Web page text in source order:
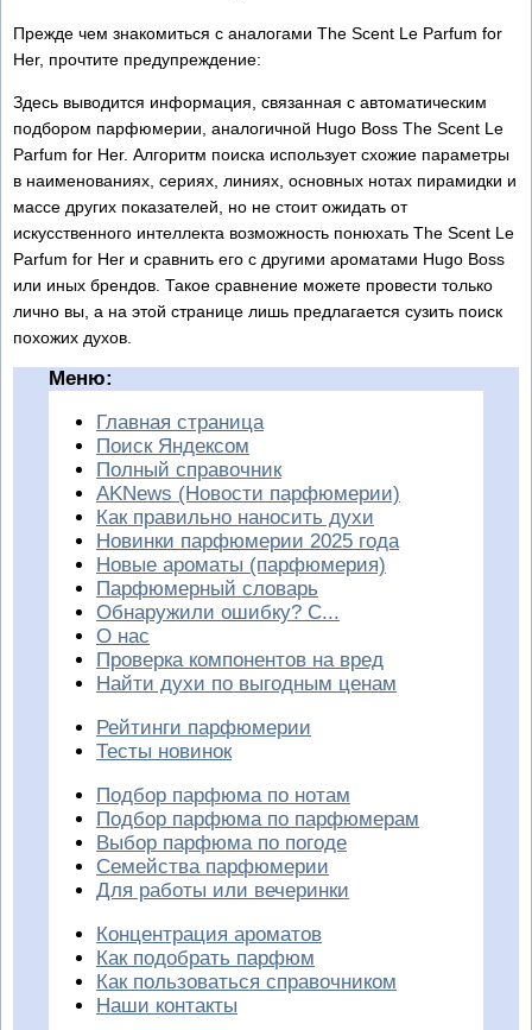
Прежде чем знакомиться с аналогами The Scent Le Parfum for
Her, прочтите предупреждение:
Здесь выводится информация, связанная с автоматическим
подбором парфюмерии, аналогичной Hugo Boss The Scent Le
Parfum for Her. Алгоритм поиска использует схожие параметры
в наименованиях, сериях, линиях, основных нотах пирамидки и
массе других показателей, но не стоит ожидать от
искусственного интеллекта возможность понюхать The Scent Le
Parfum for Her и сравнить его с другими ароматами Hugo Boss
или иных брендов. Такое сравнение можете провести только
лично вы, а на этой странице лишь предлагается сузить поиск
похожих духов.
Меню:
Главная страница
Поиск Яндексом
Полный справочник
AKNews (Новости парфюмерии)
Как правильно наносить духи
Новинки парфюмерии 2025 года
Новые ароматы (парфюмерия)
Парфюмерный словарь
Обнаружили ошибку? С...
О нас
Проверка компонентов на вред
Найти духи по выгодным ценам
Рейтинги парфюмерии
Тесты новинок
Подбор парфюма по нотам
Подбор парфюма по парфюмерам
Выбор парфюма по погоде
Семейства парфюмерии
Для работы или вечеринки
Концентрация ароматов
Как подобрать парфюм
Как пользоваться справочником
Наши контакты